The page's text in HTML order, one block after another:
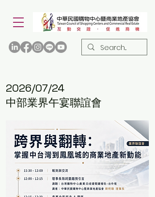
2026/07/24
中部業界午宴聯誼會